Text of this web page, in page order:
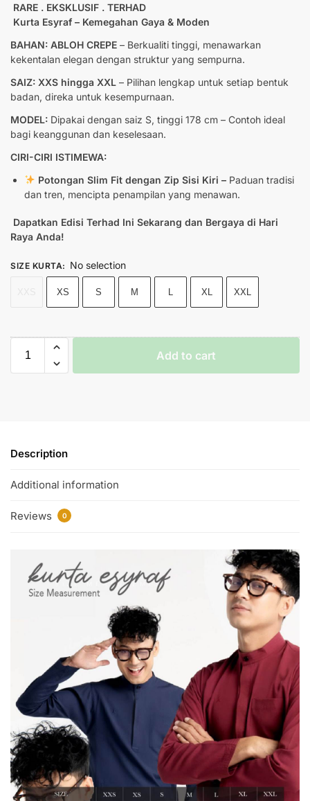
RARE . EKSKLUSIF . TERHAD
Kurta Esyraf – Kemegahan Gaya & Moden
BAHAN: ABLOH CREPE – Berkualiti tinggi, menawarkan
kekentalan elegan dengan struktur yang sempurna.
SAIZ: XXS hingga XXL – Pilihan lengkap untuk setiap bentuk
badan, direka untuk kesempurnaan.
MODEL: Dipakai dengan saiz S, tinggi 178 cm – Contoh ideal
bagi keanggunan dan keselesaan.
CIRI-CIRI ISTIMEWA:
Potongan Slim Fit dengan Zip Sisi Kiri –Paduan tradisi
dan tren, mencipta penampilan yang menawan.
Dapatkan Edisi Terhad Ini Sekarang dan Bergaya di Hari
Raya Anda!
SIZE KURTA: No selection
XS S M L XL XXL
Add to cart
Description
Additional information
Reviews 0